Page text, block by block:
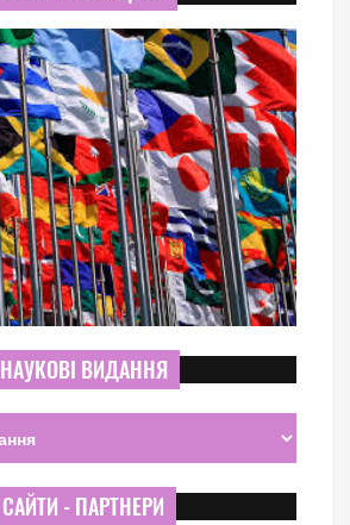
НАУКОВІ ВИДАННЯ
САЙТИ - ПАРТНЕРИ